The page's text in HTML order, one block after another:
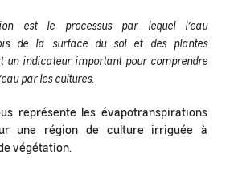
est le processus par lequel l’eau
de la surface du sol et des plantes
un indicateur important pour comprendre
par les cultures.
représente les évapotranspirations
une région de culture irriguée à
végétation.